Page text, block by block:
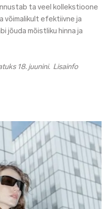
ta veel kollekstioone
võimalikult efektiivne ja
jõuda mõistliku hinna ja
18. juunini. Lisainfo